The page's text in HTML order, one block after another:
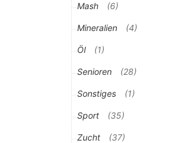
Mash (6)
Mineralien (4)
Öl (1)
Senioren (28)
Sonstiges (1)
Sport (35)
Zucht (37)